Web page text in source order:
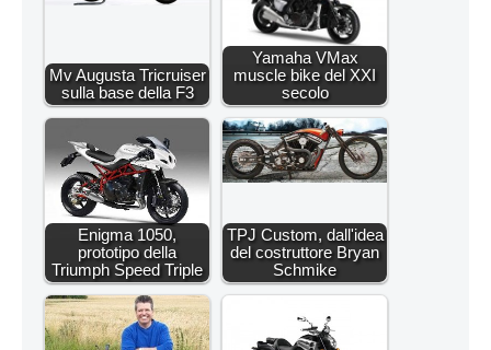
Mv Augusta Tricruiser
sulla base della F3
Yamaha VMax
muscle bike del XXI
secolo
Enigma 1050,
prototipo della
Triumph Speed Triple
TPJ Custom, dall'idea
del costruttore Bryan
Schmike